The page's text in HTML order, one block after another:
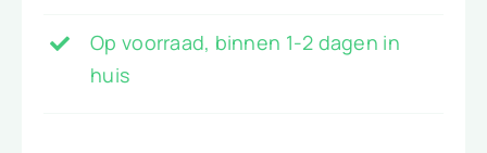
Op voorraad, binnen 1-2 dagen in
huis